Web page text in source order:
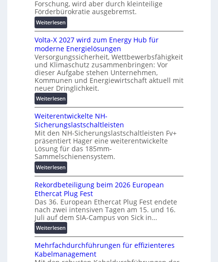
r
u
n
g
s
l
ö
s
u
n
g
e
n
c
h
u
z
u
n
d
d
i
g
i
t
a
l
e
T
r
a
n
s
p
a
r
e
n
z
Forschung, wird aber durch kleinteilige
Förderbürokratie ausgebremst.
Weiterlesen:
M
a
s
c
h
i
n
e
n
b
a
u
:
F
o
r
s
h
u
n
g
s
f
r
d
Volta-X 2027 wird zum Energy Hub für
moderne Energielösungen
Versorgungssicherheit, Wettbewerbsfähigkeit
und Klimaschutz zusammenbringen: Vor
dieser Aufgabe stehen Unternehmen,
Kommunen und Energiewirtschaft aktuell mit
neuer Dringlichkeit.
Weiterlesen:
V
o
l
t
a
-
X
2
0
2
7
w
i
r
d
z
u
m
Weiterentwickelte NH-
Sicherungslastschaltleisten
Mit den NH-Sicherungslastschaltleisten Fv+
präsentiert Hager eine weiterentwickelte
Lösung für das 185mm-
Sammelschienensystem.
Weiterlesen:
W
e
i
t
e
r
e
n
t
w
Rekordbeteiligung beim 2026 European
Ethercat Plug Fest
Das 36. European Ethercat Plug Fest endete
nach zwei intensiven Tagen am 15. und 16.
Juli auf dem SIA-Campus von Sick in…
Weiterlesen:
R
e
k
Mehrfachdurchführungen für effizienteres
Kabelmanagement